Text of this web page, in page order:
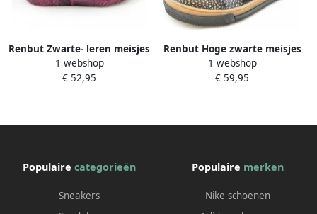
Renbut Zwarte- leren meisjes
schoenen
1 webshop
€ 52,95
Renbut Hoge zwarte meisjes
gympen met gouden sterren
1 webshop
€ 59,95
Populaire categorieën
Sneakers
Populaire merken
Nike schoenen